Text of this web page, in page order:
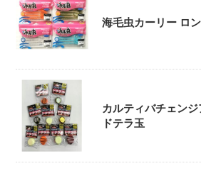
海毛虫カーリー ロ
カルティバチェン
ドテラ玉